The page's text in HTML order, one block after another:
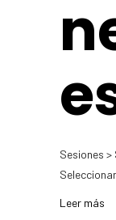
Sesiones
Leer más